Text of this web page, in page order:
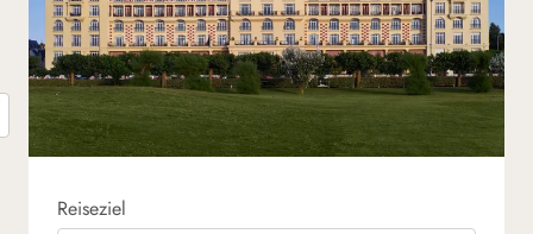
Reiseziel